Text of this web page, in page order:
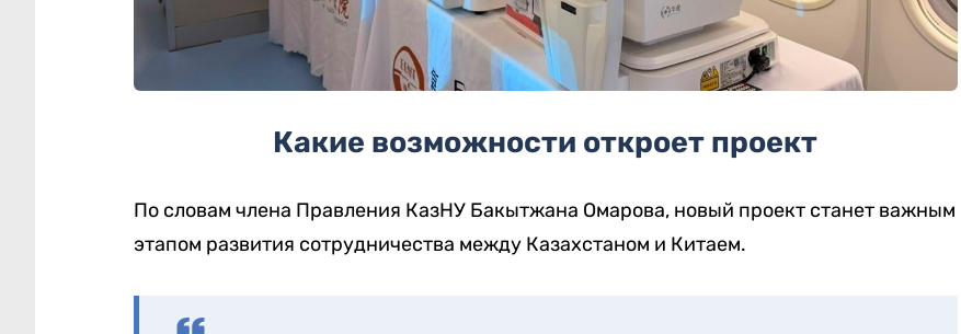
Какие возможности откроет проект
По словам члена Правления КазНУ Бакытжана Омарова, новый проект станет важным
этапом развития сотрудничества между Казахстаном и Китаем.